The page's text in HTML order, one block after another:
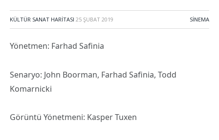
KÜLTÜR SANAT HARITASI 25 ŞUBAT 2019 SINEMA
Yönetmen: Farhad Safinia
Senaryo: John Boorman, Farhad Safinia, Todd
Komarnicki
Görüntü Yönetmeni: Kasper Tuxen